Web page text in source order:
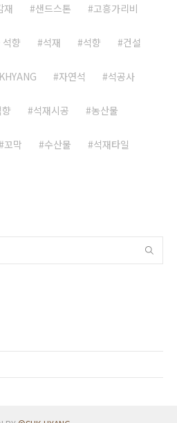
재 샌드스톤 고흥가리비
석향 석재 석향 건설
자연석 석공사
석재시공 농산물
꼬막 수산물 석재타일